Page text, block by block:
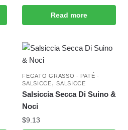
Read more
FEGATO GRASSO - PATÉ -
SALSICCE,SALSICCE
Salsiccia Secca Di Suino &
Noci
$9.13